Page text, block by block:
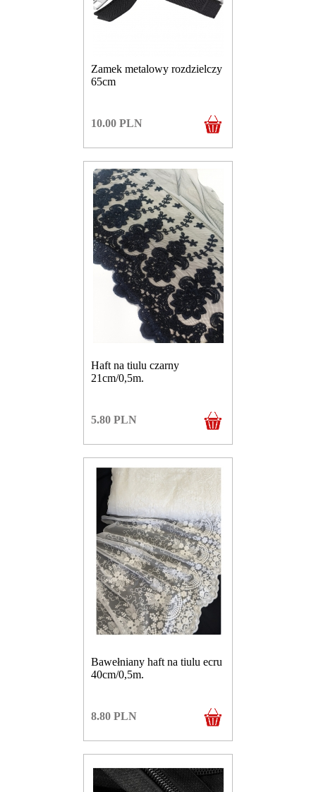
Zamek metalowy rozdzielczy
65cm
10.00 PLN
Haft na tiulu czarny
21cm/0,5m.
5.80 PLN
Bawełniany haft na tiulu ecru
40cm/0,5m.
8.80 PLN